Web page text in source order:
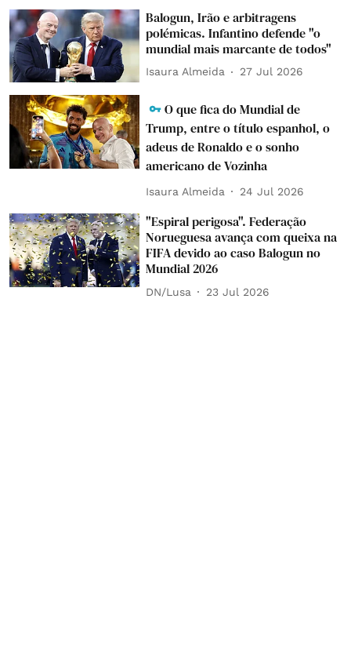
Balogun, Irão e arbitragens
polémicas. Infantino defende "o
mundial mais marcante de todos"
Isaura Almeida 27 Jul 2026
O que fica do Mundial de
Trump, entre o título espanhol, o
adeus de Ronaldo e o sonho
americano de Vozinha
Isaura Almeida 24 Jul 2026
"Espiral perigosa". Federação
Norueguesa avança com queixa na
FIFA devido ao caso Balogun no
Mundial 2026
DN/Lusa 23 Jul 2026